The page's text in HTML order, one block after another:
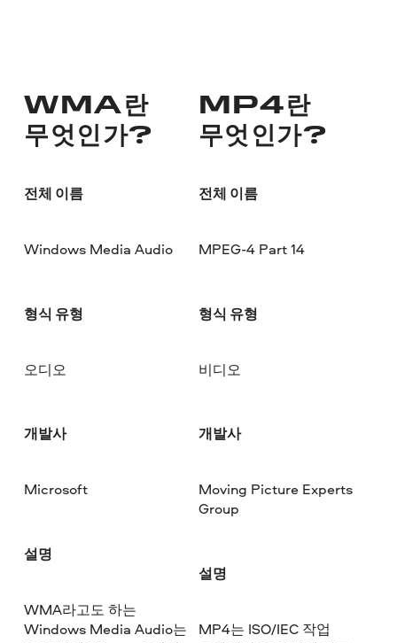
WMA란
무엇인가?
전체 이름
Windows Media Audio
형식 유형
오디오
개발사
Microsoft
설명
WMA라고도 하는
Windows Media Audio는
MP4란
무엇인가?
전체 이름
MPEG-4 Part 14
형식 유형
비디오
개발사
Moving Picture Experts
Group
설명
MP4는 ISO/IEC 작업